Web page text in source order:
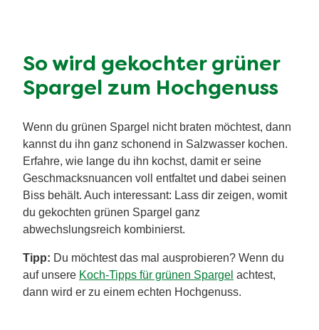
So wird gekochter grüner
Spargel zum Hochgenuss
Wenn du grünen Spargel nicht braten möchtest, dann
kannst du ihn ganz schonend in Salzwasser kochen.
Erfahre, wie lange du ihn kochst, damit er seine
Geschmacksnuancen voll entfaltet und dabei seinen
Biss behält. Auch interessant: Lass dir zeigen, womit
du gekochten grünen Spargel ganz
abwechslungsreich kombinierst.
Tipp: Du möchtest das mal ausprobieren? Wenn du
auf unsere Koch-Tipps für grünen Spargel achtest,
dann wird er zu einem echten Hochgenuss.